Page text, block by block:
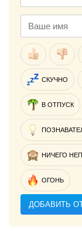
СКУЧНО
В ОТПУСК
НИЧЕГО
ОГОНЬ
ДОБАВИТЬ